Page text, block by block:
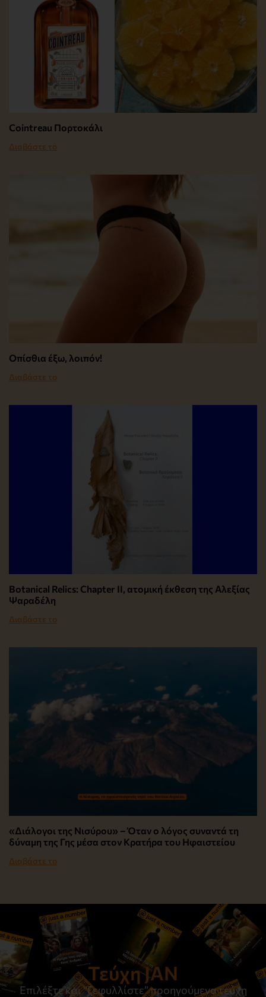
Cointreau Πορτοκάλι
Διαβάστε το
Οπίσθια έξω, λοιπόν!
Διαβάστε το
Botanical Relics: Chapter II, ατομική έκθεση της Αλεξίας
Ψαραδέλη
Διαβάστε το
«Διάλογοι της Νισύρου» – Όταν ο λόγος συναντά τη
δύναμη της Γης μέσα στον Κρατήρα του Ηφαιστείου
Διαβάστε το
Τεύχη JAN
Επιλέξτε και “ξεφυλλίστε” προηγούμενα τεύχη